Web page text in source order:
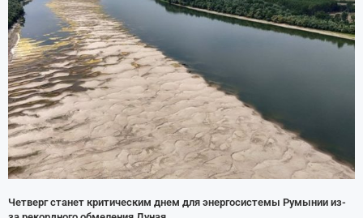
Четверг станет критическим днем для энергосистемы Румынии из-